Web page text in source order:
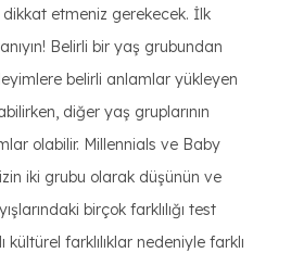
etmeniz gerekecek. İlk
Belirli bir yaş grubundan
belirli anlamlar yükleyen
diğer yaş gruplarının
olabilir. Millennials ve Baby
iki grubu olarak düşünün ve
birçok farklılığı test
kültürel farklılıklar nedeniyle farklı